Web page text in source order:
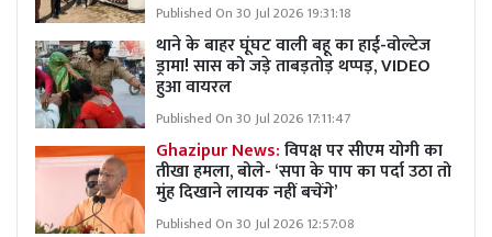
Published On 30 Jul 2026 19:31:18
थाने के बाहर घूंघट वाली बहू का हाई-वोल्टेज
ड्रामा! सास को जड़े ताबड़तोड़ थप्पड़, VIDEO
हुआ वायरल
Published On 30 Jul 2026 17:11:47
Ghazipur News:विपक्ष पर सीएम योगी का
तीखा हमला, बोले- ‘सपा के पाप का पर्दा उठा तो
मुंह दिखाने लायक नहीं बचेंगे’
Published On 30 Jul 2026 12:57:08